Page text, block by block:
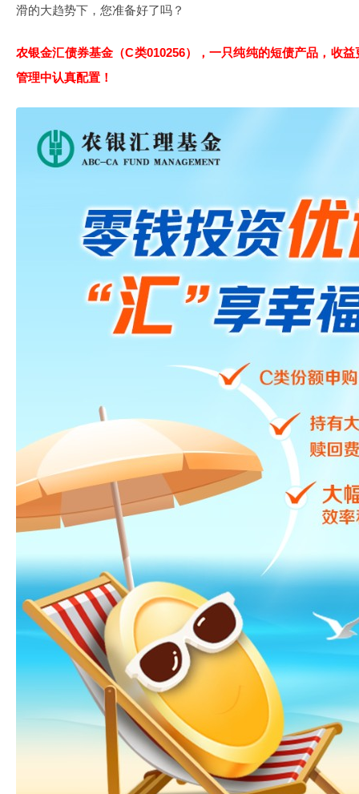
滑的大趋势下，您准备好了吗？
农银金汇债券基金（C类010256），一只纯纯的短债产品，收
管理中认真配置！